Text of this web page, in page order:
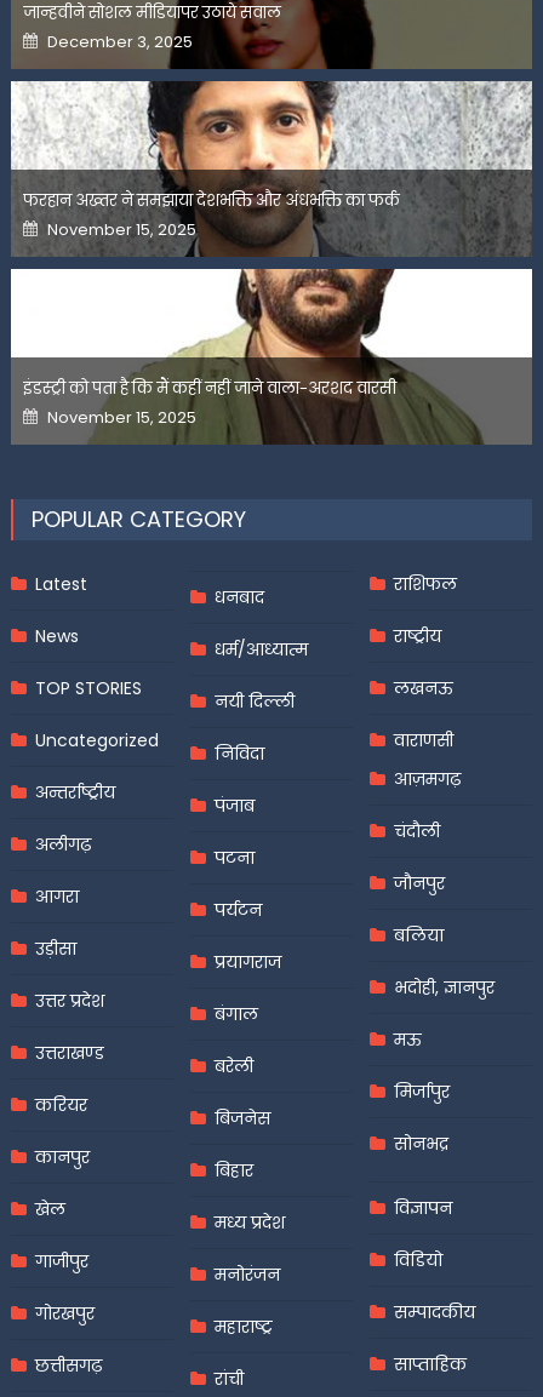
जान्हवीने सोशल मीडियापर उठाये सवाल
Posted
on
December 3, 2025
फरहान अख्तर ने समझाया देशभक्ति और अंधभक्ति का फर्क
Posted
on
November 15, 2025
इंडस्ट्री को पता है कि मैं कहीं नहीं जाने वाला-अरशद वारसी
Posted
on
November 15, 2025
POPULAR CATEGORY
Latest
News
TOP STORIES
Uncategorized
अन्तर्राष्ट्रीय
अलीगढ़
आगरा
उड़ीसा
उत्तर प्रदेश
उत्तराखण्ड
करियर
कानपुर
खेल
गाजीपुर
गोरखपुर
छत्तीसगढ़
धनबाद
धर्म/आध्यात्म
नयी दिल्ली
निविदा
पंजाब
पटना
पर्यटन
प्रयागराज
बंगाल
बरेली
बिजनेस
बिहार
मध्य प्रदेश
मनोरंजन
महाराष्ट्र
रांची
राशिफल
राष्ट्रीय
लखनऊ
वाराणसी
आज़मगढ़
चंदौली
जौनपुर
बलिया
भदोही, ज्ञानपुर
मऊ
मिर्जापुर
सोनभद्र
विज्ञापन
विडियो
सम्पादकीय
साप्ताहिक